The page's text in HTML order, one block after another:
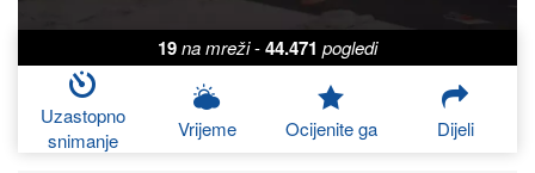
19na mreži-44.471 pogledi
Uzastopno
snimanje
Vrijeme Ocijenite ga Dijeli